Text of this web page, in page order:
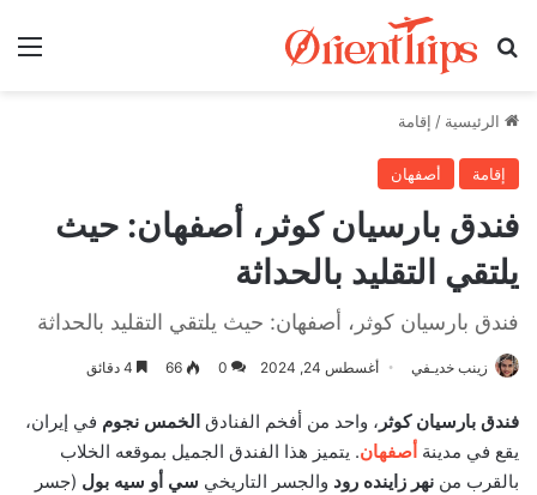
بحث عن
الرئيسية / إقامة
إقامة أصفهان
فندق بارسيان كوثر، أصفهان: حيث
يلتقي التقليد بالحداثة
فندق بارسيان كوثر، أصفهان: حيث يلتقي التقليد بالحداثة
زينب خديـفي أغسطس 24, 2024 0
66
فندق بارسيان كوثر ، واحد من أفخم الفنادق الخمس نجوم في إيران،
يقع في مدينة أصفهان. يتميز هذا الفندق الجميل بموقعه الخلاب
بالقرب من نهر زاينده رود والجسر التاريخي سي أو سيه بول (جسر